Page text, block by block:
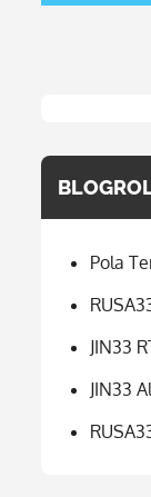
Pola
JIN33
JIN33